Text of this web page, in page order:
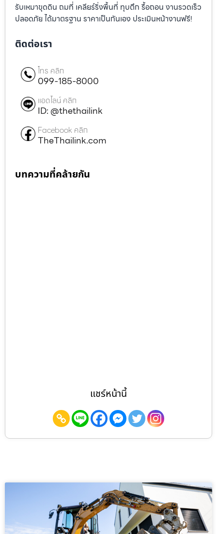
รับเหมาขุดดิน ถมที่ เคลียร์ริ่งพื้นที่ ทุบตึก รื้อถอน งานรวดเร็ว
ปลอดภัย ได้มาตรฐาน ราคาเป็นกันเอง ประเมินหน้างานฟรี!
ติดต่อเรา
โทร คลิก
099-185-8000
แอดไลน์ คลิก
ID: @thethailink
Facebook คลิก
TheThailink.com
บทความที่คล้ายกัน
แชร์หน้านี้